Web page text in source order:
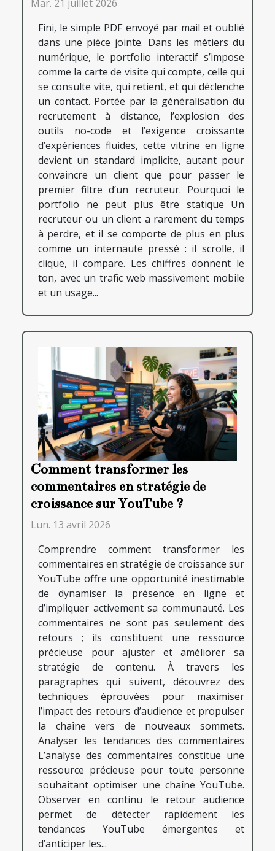
Mar. 21 juillet 2026
Fini, le simple PDF envoyé par mail et oublié
dans une pièce jointe. Dans les métiers du
numérique, le portfolio interactif s’impose
comme la carte de visite qui compte, celle qui
se consulte vite, qui retient, et qui déclenche
un contact. Portée par la généralisation du
recrutement à distance, l’explosion des
outils no-code et l’exigence croissante
d’expériences fluides, cette vitrine en ligne
devient un standard implicite, autant pour
convaincre un client que pour passer le
premier filtre d’un recruteur. Pourquoi le
portfolio ne peut plus être statique Un
recruteur ou un client a rarement du temps
à perdre, et il se comporte de plus en plus
comme un internaute pressé : il scrolle, il
clique, il compare. Les chiffres donnent le
ton, avec un trafic web massivement mobile
et un usage...
Comment transformer les
commentaires en stratégie de
croissance sur YouTube ?
Lun. 13 avril 2026
Comprendre comment transformer les
commentaires en stratégie de croissance sur
YouTube offre une opportunité inestimable
de dynamiser la présence en ligne et
d’impliquer activement sa communauté. Les
commentaires ne sont pas seulement des
retours ; ils constituent une ressource
précieuse pour ajuster et améliorer sa
stratégie de contenu. À travers les
paragraphes qui suivent, découvrez des
techniques éprouvées pour maximiser
l’impact des retours d’audience et propulser
la chaîne vers de nouveaux sommets.
Analyser les tendances des commentaires
L’analyse des commentaires constitue une
ressource précieuse pour toute personne
souhaitant optimiser une chaîne YouTube.
Observer en continu le retour audience
permet de détecter rapidement les
tendances YouTube émergentes et
d’anticiper les...